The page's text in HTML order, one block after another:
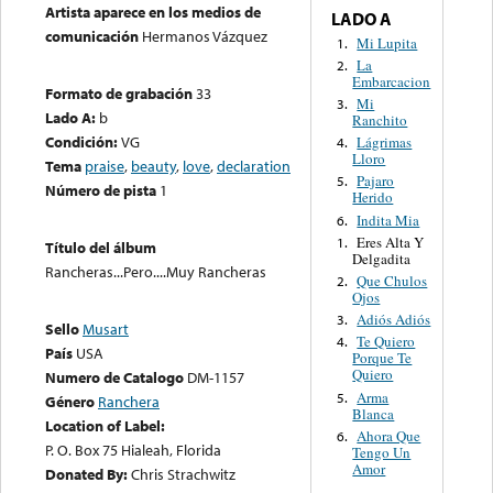
Artista aparece en los medios de
comunicación Hermanos Vázquez
Formato de grabación33
Lado A: b
Condición:VG
Tema praise, beauty, love,declaration
Número de pista 1
Título del álbum
Rancheras...Pero....Muy Rancheras
SelloMusart
País USA
Numero de Catalogo DM-1157
Género Ranchera
Location of Label:
P. O. Box 75 Hialeah, Florida
Donated By:Chris Strachwitz
LADO A
1. Mi Lupita
2. La
Embarcacion
3. Mi
Ranchito
4. Lágrimas
Lloro
5. Pajaro
Herido
6. Indita Mia
1. Eres Alta Y
Delgadita
2. Que Chulos
Ojos
3. Adiós Adiós
4. Te Quiero
Porque Te
Quiero
5. Arma
Blanca
6. Ahora Que
Tengo Un
Amor